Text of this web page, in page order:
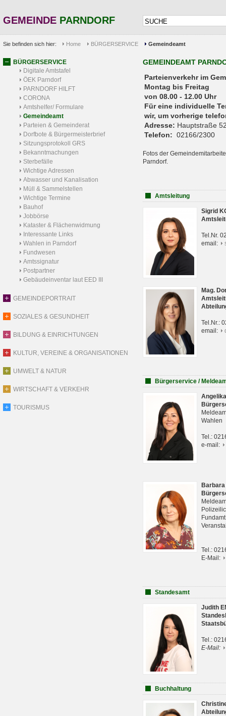
GEMEINDE PARNDORF
Sie befinden sich hier: Home BÜRGERSERVICE Gemeindeamt
BÜRGERSERVICE
Digitale Amtstafel
ÖEK Parndorf
PARNDORF HILFT
CORONA
Amtshelfer/ Formulare
Gemeindeamt
Parteien & Gemeinderat
Dorfbote & Bürgermeisterbrief
Sitzungsprotokoll GRS
Bekanntmachungen
Sterbefälle
Wichtige Adressen
Abwasser und Kanalisation
Müll & Sammelstellen
Wichtige Termine
Bauhof
Jobbörse
Kataster & Flächenwidmung
Interessante Links
Wahlen in Parndorf
Fundwesen
Amtssignatur
Postpartner
Gebäudeinventar laut EED III
GEMEINDEPORTRAIT
SOZIALES & GESUNDHEIT
BILDUNG & EINRICHTUNGEN
KULTUR, VEREINE & ORGANISATIONEN
UMWELT & NATUR
WIRTSCHAFT & VERKEHR
TOURISMUS
GEMEINDEAMT
Parteienverkehr
Montag bis Freitag
von 08.00 - 12.00 Uhr
Für eine individuelle
wir, um vorherige
Adresse: Hauptstraße
Telefon: 02166/2300
Fotos der
Parndorf.
Amtsleitung
Sigrid
Tel.Nr.
email:
Mag.
Tel.Nr.:
email:
Bürgerservice /
Wahlen
Tel.:
e-mail:
Tel.:
E-Mail:
Standesamt
Judith
Tel.:
E-Mail:
Buchhaltung